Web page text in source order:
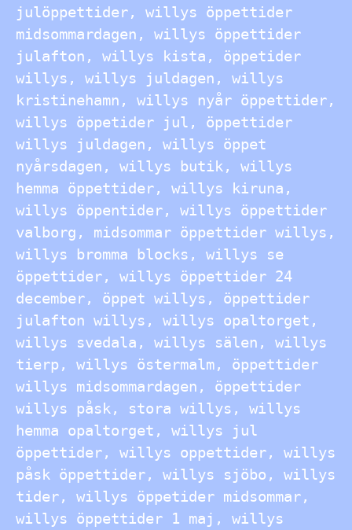
julöppettider, willys öppettider
midsommardagen, willys öppettider
julafton, willys kista, öppetider
willys, willys juldagen, willys
kristinehamn, willys nyår öppettider,
willys öppetider jul, öppettider
willys juldagen, willys öppet
nyårsdagen, willys butik, willys
hemma öppettider, willys kiruna,
willys öppentider, willys öppettider
valborg, midsommar öppettider willys,
willys bromma blocks, willys se
öppettider, willys öppettider 24
december, öppet willys, öppettider
julafton willys, willys opaltorget,
willys svedala, willys sälen, willys
tierp, willys östermalm, öppettider
willys midsommardagen, öppettider
willys påsk, stora willys, willys
hemma opaltorget, willys jul
öppettider, willys oppettider, willys
påsk öppettider, willys sjöbo, willys
tider, willys öppetider midsommar,
willys öppettider 1 maj, willys